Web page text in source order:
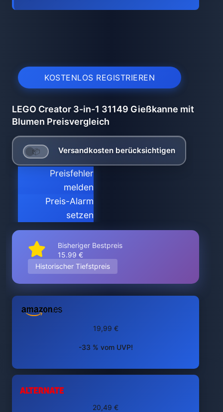
KOSTENLOS REGISTRIEREN
LEGO Creator 3-in-1 31149 Gießkanne mit
Blumen Preisvergleich
Versandkosten berücksichtigen
Preisfehler
melden
Preis-Alarm
setzen
Bisheriger Bestpreis
15.99 €
Historischer Tiefstpreis
19,99 €
-33 % vom UVP!
20,49 €